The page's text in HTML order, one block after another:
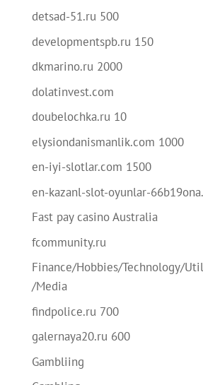
detsad-51.ru 500
developmentspb.ru 150
dkmarino.ru 2000
dolatinvest.com
doubelochka.ru 10
elysiondanismanlik.com 1000
en-iyi-slotlar.com 1500
en-kazanl-slot-oyunlar-
Fast pay casino Australia
fcommunity.ru
Finance/Hobbies/Technology/
/Media
findpolice.ru 700
galernaya20.ru 600
Gambliing